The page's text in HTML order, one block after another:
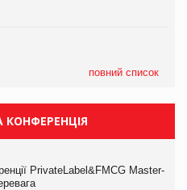
повний список
PrivateLabel&FMCG Master-